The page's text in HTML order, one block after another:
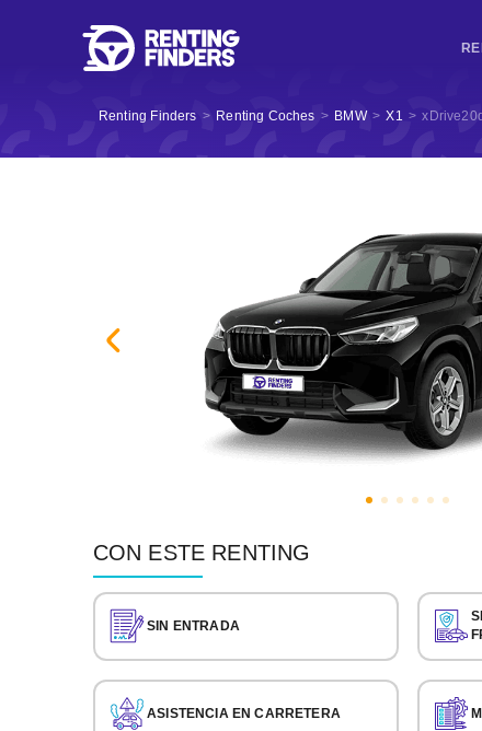
Renting Finders > Renting Coches > BMW > X1 >
CON ESTE RENTING
SIN ENTRADA
ASISTENCIA EN CARRETERA